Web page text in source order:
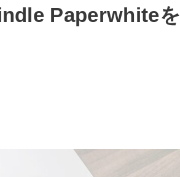
Paperwhiteを